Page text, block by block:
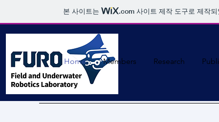
본 사이트는 .com사이트 제작 도구로 제작
Home Members Research